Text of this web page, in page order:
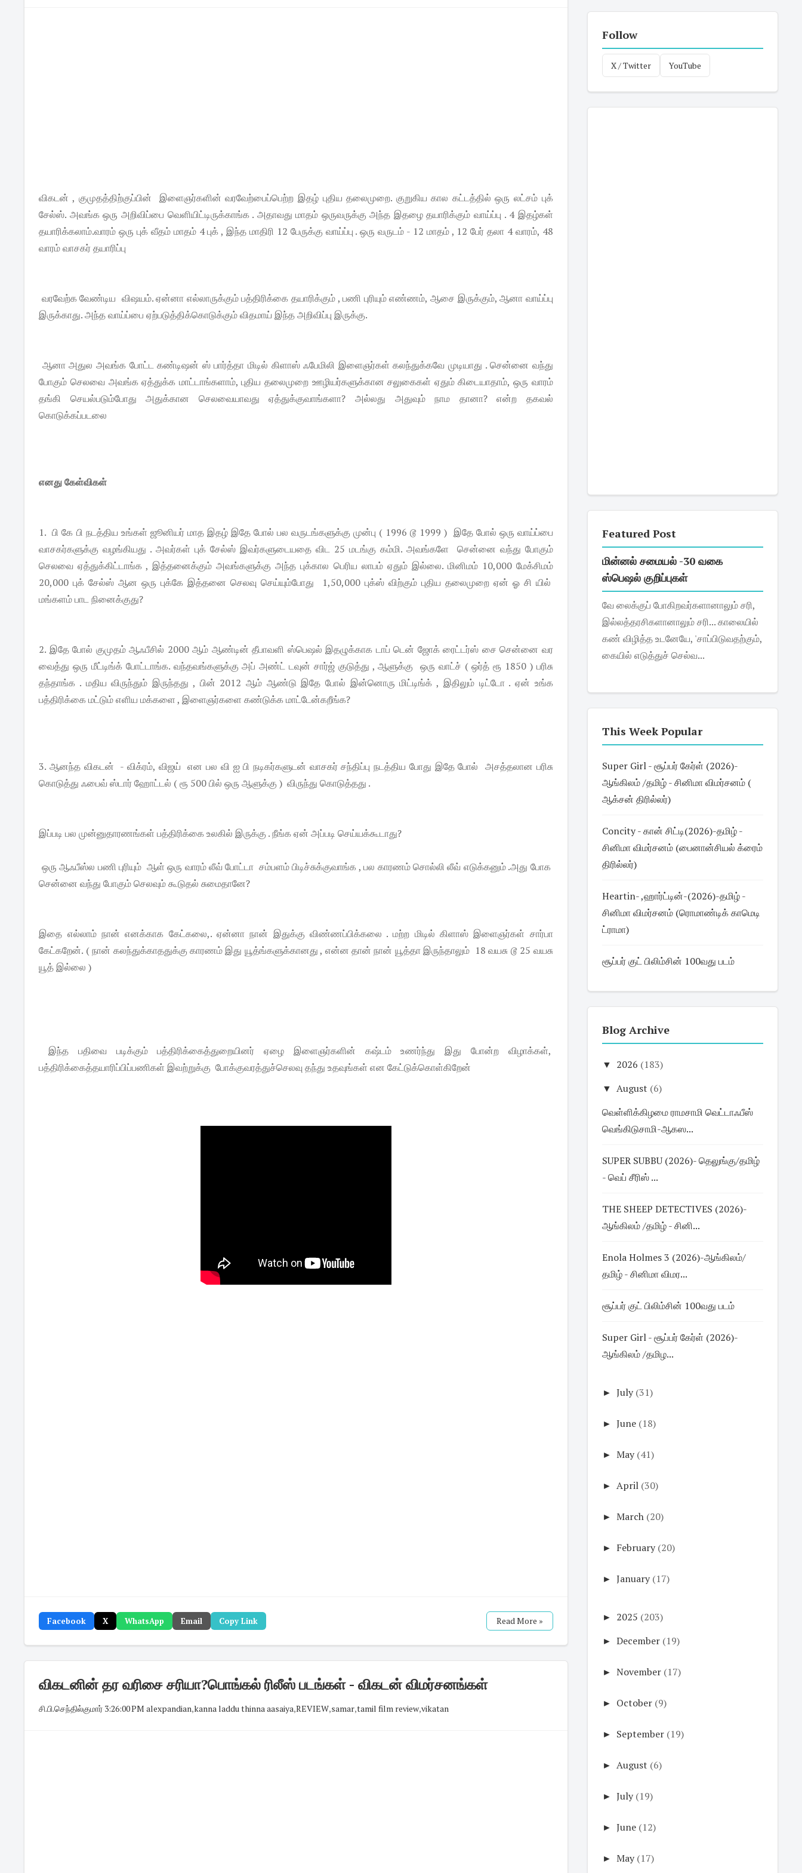
விகடன் , குமுதத்திற்குப்பின் இளைஞர்களின் வரவேற்பைப்பெற்ற இதழ் புதிய தலைமுறை. குறுகிய கால கட்டத்தில் ஒரு லட்சம் புக்
சேல்ஸ். அவங்க ஒரு அறிவிப்பை வெளியிட்டிருக்காங்க . அதாவது மாதம் ஒருவருக்கு அந்த இதழை தயாரிக்கும் வாய்ப்பு . 4 இதழ்கள்
தயாரிக்கலாம்.வாரம் ஒரு புக் வீதம் மாதம் 4 புக் , இந்த மாதிரி 12 பேருக்கு வாய்ப்பு . ஒரு வருடம் - 12 மாதம் , 12 பேர் தலா 4 வாரம், 48
வாரம் வாசகர் தயாரிப்பு
வரவேற்க வேண்டிய விஷயம். ஏன்னா எல்லாருக்கும் பத்திரிக்கை தயாரிக்கும் , பணி புரியும் எண்ணம், ஆசை இருக்கும், ஆனா வாய்ப்பு
இருக்காது. அந்த வாய்ப்பை ஏற்படுத்திக்கொடுக்கும் விதமாய் இந்த அறிவிப்பு இருக்கு.
ஆனா அதுல அவங்க போட்ட கண்டிஷன் ஸ் பார்த்தா மிடில் கிளாஸ் ஃபேமிலி இளைஞர்கள் கலந்துக்கவே முடியாது . சென்னை வந்து
போகும் செலவை அவங்க ஏத்துக்க மாட்டாங்களாம், புதிய தலைமுறை ஊழியர்களுக்கான சலுகைகள் ஏதும் கிடையாதாம், ஒரு வாரம்
தங்கி செயல்படும்போது அதுக்கான செலவையாவது ஏத்துக்குவாங்களா? அல்லது அதுவும் நாம தானா? என்ற தகவல்
கொடுக்கப்படலை
எனது கேள்விகள்
1. பி கே பி நடத்திய உங்கள் ஜூனியர் மாத இதழ் இதே போல் பல வருடங்களுக்கு முன்பு ( 1996 டூ 1999 ) இதே போல் ஒரு வாய்ப்பை
வாசகர்களுக்கு வழங்கியது . அவர்கள் புக் சேல்ஸ் இவர்களுடையதை விட 25 மடங்கு கம்மி. அவங்களே சென்னை வந்து போகும்
செலவை ஏத்துக்கிட்டாங்க , இத்தனைக்கும் அவங்களுக்கு அந்த புக்கால பெரிய லாபம் ஏதும் இல்லை. மினிமம் 10,000 மேக்சிமம்
20,000 புக் சேல்ஸ் ஆன ஒரு புக்கே இத்தனை செலவு செய்யும்போது 1,50,000 புக்ஸ் விற்கும் புதிய தலைமுறை ஏன் ஓ சி யில்
மங்களம் பாட நினைக்குது?
2. இதே போல் குமுதம் ஆஃபீசில் 2000 ஆம் ஆண்டின் தீபாவளி ஸ்பெஷல் இதழுக்காக டாப் டென் ஜோக் ரைட்டர்ஸ் சை சென்னை வர
வைத்து ஒரு மீட்டிங்க் போட்டாங்க. வந்தவங்களுக்கு அப் அண்ட் டவுன் சார்ஜ் குடுத்து , ஆளுக்கு ஒரு வாட்ச் ( ஒர்த் ரூ 1850 ) பரிசு
தந்தாங்க . மதிய விருந்தும் இருந்தது , பின் 2012 ஆம் ஆண்டு இதே போல் இன்னொரு மிட்டிங்க் , இதிலும் டிட்டோ . ஏன் உங்க
பத்திரிக்கை மட்டும் எளிய மக்களை , இளைஞர்களை கண்டுக்க மாட்டேன்கறீங்க?
3. ஆனந்த விகடன் - விக்ரம், விஜய் என பல வி ஐ பி நடிகர்களுடன் வாசகர் சந்திப்பு நடத்திய போது இதே போல் அசத்தலான பரிசு
கொடுத்து ஃபைவ் ஸ்டார் ஹோட்டல் ( ரூ 500 பில் ஒரு ஆளுக்கு ) விருந்து கொடுத்தது .
இப்படி பல முன்னுதாரணங்கள் பத்திரிக்கை உலகில் இருக்கு . நீங்க ஏன் அப்படி செய்யக்கூடாது?
ஒரு ஆஃபீஸ்ல பணி புரியும் ஆள் ஒரு வாரம் லீவ் போட்டா சம்பளம் பிடிச்சுக்குவாங்க , பல காரணம் சொல்லி லீவ் எடுக்கனும் .அது போக
சென்னை வந்து போகும் செலவும் கூடுதல் சுமைதானே?
இதை எல்லாம் நான் எனக்காக கேட்கலை,. ஏன்னா நான் இதுக்கு விண்ணப்பிக்கலை . மற்ற மிடில் கிளாஸ் இளைஞர்கள் சார்பா
கேட்கறேன். ( நான் கலந்துக்காததுக்கு காரணம் இது யூத்ங்களுக்கானது , என்ன தான் நான் யூத்தா இருந்தாலும் 18 வயசு டூ 25 வயசு
யூத் இல்லை )
இந்த பதிவை படிக்கும் பத்திரிக்கைத்துறையினர் ஏழை இளைஞர்களின் கஷ்டம் உணர்ந்து இது போன்ற விழாக்கள்,
பத்திரிக்கைத்தயாரிப்பிப்பணிகள் இவற்றுக்கு போக்குவரத்துச்செலவு தந்து உதவுங்கள் என கேட்டுக்கொள்கிறேன்
Facebook X WhatsApp Email Copy Link Read More »
விகடனின் தர வரிசை சரியா?பொங்கல் ரிலீஸ் படங்கள் - விகடன் விமர்சனங்கள்
சி.பி.செந்தில்குமார் 3:26:00 PM ·alexpandian,kanna laddu thinna aasaiya,REVIEW,samar,tamil film review,vikatan
Follow
X / Twitter YouTube
Featured Post
மின்னல் சமையல் -30 வகை
ஸ்பெஷல் குறிப்புகள்
வே லைக்குப் போகிறவர்களானாலும் சரி,
இல்லத்தரசிகளானாலும் சரி... காலையில்
கண் விழித்த உடனேயே, 'சாப்பிடுவதற்கும்,
கையில் எடுத்துச் செல்வ...
This Week Popular
Super Girl - சூப்பர் கேர்ள் (2026)-
ஆங்கிலம் /தமிழ் - சினிமா விமர்சனம் (
ஆக்சன் திரில்லர்)
Concity - கான் சிட்டி(2026)-தமிழ் -
சினிமா விமர்சனம் (பைனான்சியல் க்ரைம்
திரில்லர்)
Heartin- ,ஹார்ட்டின்-(2026)-தமிழ் -
சினிமா விமர்சனம் (ரொமாண்டிக் காமெடி
ட்ராமா)
சூப்பர் குட் பிலிம்சின் 100வது படம்
Blog Archive
▼ 2026 (183)
▼ August (6)
வெள்ளிக்கிழமை ராமசாமி வெட்டாஃபீஸ்
வெங்கிடுசாமி-ஆகஸ...
SUPER SUBBU (2026)- தெலுங்கு/தமிழ்
- வெப் சீரிஸ் ...
THE SHEEP DETECTIVES (2026)-
ஆங்கிலம் /தமிழ் - சினி...
Enola Holmes 3 (2026)-ஆங்கிலம்/
தமிழ் - சினிமா விமர...
சூப்பர் குட் பிலிம்சின் 100வது படம்
Super Girl - சூப்பர் கேர்ள் (2026)-
ஆங்கிலம் /தமிழ...
► July (31)
► June (18)
► May (41)
► April (30)
► March (20)
► February (20)
► January (17)
► 2025 (203)
► December (19)
► November (17)
► October (9)
► September (19)
► August (6)
► July (19)
► June (12)
► May (17)